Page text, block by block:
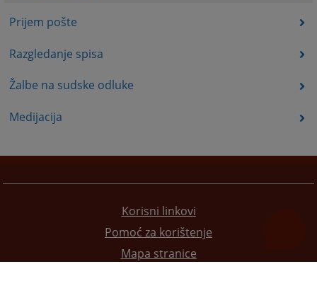
Prijem pošte
Razgledanje spisa
Žalbe na sudske odluke
Medijacija
Korisni linkovi
Pomoć za korištenje
Mapa stranice